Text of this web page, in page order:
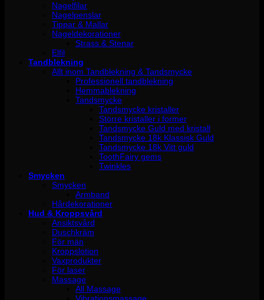
Nagelfilar
Nagelpenslar
Tippar & Mallar
Nageldekorationer
Strass & Stenar
Elfil
Tandblekning
Allt inom Tandblekning & Tandsmycke
Professionell tandblekning
Hemmablekning
Tandsmycke
Tandsmycke kristaller
Större kristaller i former
Tandsmycke Guld med kristall
Tandsmycke 18k Klassisk Guld
Tandsmycke 18k Vitt guld
ToothFairy gems
Twinkles
Smycken
Smycken
Armband
Hårdekorationer
Hud & Kroppsvård
Ansiktsvård
Duschkräm
För män
Kroppslotion
Vaxprodukter
För laser
Massage
All Massage
Vibrationsmassage